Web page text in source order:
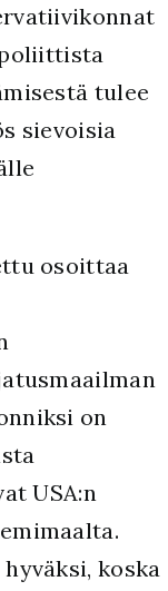
tulee
sievoisia
osoittaa
on
USA:n
koska